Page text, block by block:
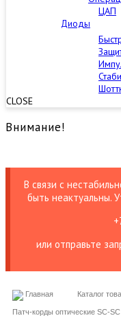
ЦАП
Диоды
CLOSE
Внимание!
В связи с
быть неактуальны.
или отправьте
Главная Каталог
Патч-корды оптические SC-SC